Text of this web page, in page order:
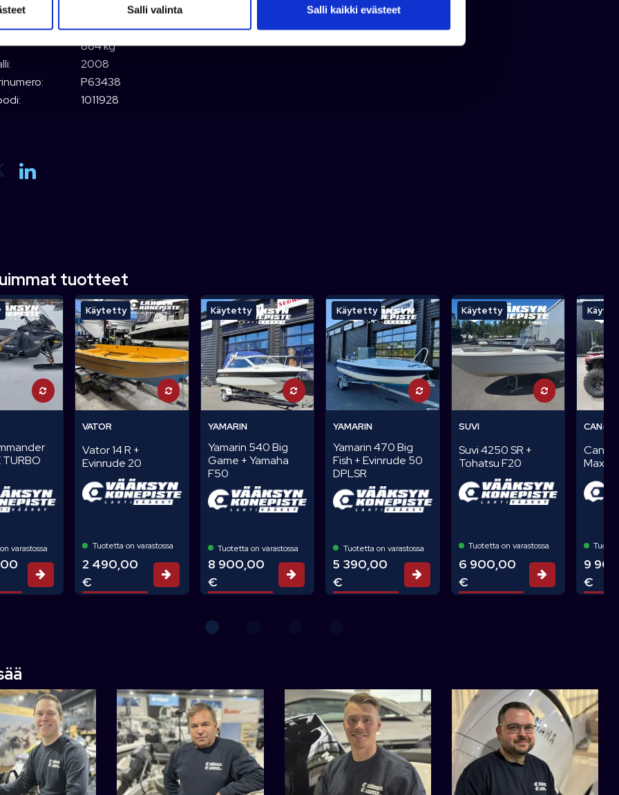
Salli valinta Salli kaikki evästeet
2.49 m
884 kg
2008
P63438
1011928
tuotteet
varastossa
Tarjouspyyntö
Käytetty
VATOR
Vator 14 R +
Evinrude 20
Tuotetta on varastossa
2 490,00
€
Tarjouspyyntö
Käytetty
YAMARIN
Yamarin 540 Big
Game + Yamaha
F50
Tuotetta on varastossa
8 900,00
€
Tarjouspyyntö
Käytetty
YAMARIN
Yamarin 470 Big
Fish + Evinrude 50
DPLSR
Tuotetta on varastossa
5 390,00
€
Tarjouspyyntö
Käytetty
SUVI
Suvi 4250 SR +
Tohatsu F20
Tuotetta on varastossa
6 900,00
€
CAN-
Can-
Max
9
€